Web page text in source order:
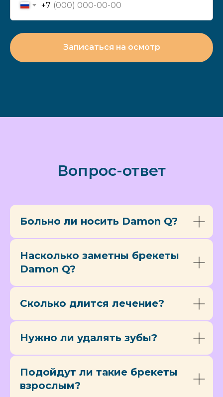
+7
Записаться на осмотр
Вопрос-ответ
Больно ли носить Damon Q?
Насколько заметны брекеты
Damon Q?
Сколько длится лечение?
Нужно ли удалять зубы?
Подойдут ли такие брекеты
взрослым?
Никаких переплат, все проценты мы платим
за вас. Получите своевременную качественную